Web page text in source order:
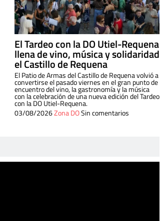
El Tardeo con la DO Utiel-Requena
llena de vino, música y solidaridad
el Castillo de Requena
El Patio de Armas del Castillo de Requena volvió a
convertirse el pasado viernes en el gran punto de
encuentro del vino, la gastronomía y la música
con la celebración de una nueva edición del Tardeo
con la DO Utiel-Requena.
03/08/2026Zona DOSin comentarios